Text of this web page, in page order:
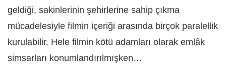
geldiği, sakinlerinin şehirlerine sahip çıkma
mücadelesiyle filmin içeriği arasında birçok paralellik
kurulabilir. Hele filmin kötü adamları olarak emlâk
simsarları konumlandırılmışken…